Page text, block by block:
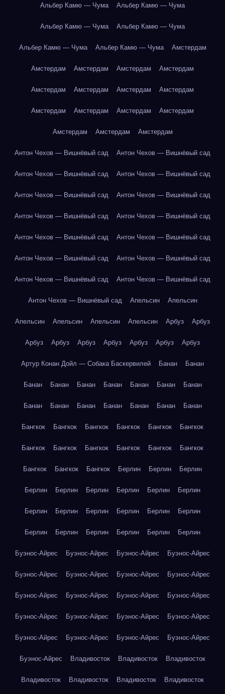
Альбер Камю — Чума Альбер Камю — Чума
Альбер Камю — Чума Альбер Камю — Чума
Альбер Камю — Чума Альбер Камю — Чума Амстердам
Амстердам Амстердам Амстердам Амстердам
Амстердам Амстердам Амстердам Амстердам
Амстердам Амстердам Амстердам Амстердам
Амстердам Амстердам Амстердам
Антон Чехов — Вишнёвый сад Антон Чехов — Вишнёвый сад
Антон Чехов — Вишнёвый сад Антон Чехов — Вишнёвый сад
Антон Чехов — Вишнёвый сад Антон Чехов — Вишнёвый сад
Антон Чехов — Вишнёвый сад Антон Чехов — Вишнёвый сад
Антон Чехов — Вишнёвый сад Антон Чехов — Вишнёвый сад
Антон Чехов — Вишнёвый сад Антон Чехов — Вишнёвый сад
Антон Чехов — Вишнёвый сад Антон Чехов — Вишнёвый сад
Антон Чехов — Вишнёвый сад Апельсин Апельсин
Апельсин Апельсин Апельсин Апельсин Арбуз Арбуз
Арбуз Арбуз Арбуз Арбуз Арбуз Арбуз Арбуз
Артур Конан Дойл — Собака Баскервилей Банан Банан
Банан Банан Банан Банан Банан Банан Банан
Банан Банан Банан Банан Банан Банан Банан
Бангкок Бангкок Бангкок Бангкок Бангкок Бангкок
Бангкок Бангкок Бангкок Бангкок Бангкок Бангкок
Бангкок Бангкок Бангкок Берлин Берлин Берлин
Берлин Берлин Берлин Берлин Берлин Берлин
Берлин Берлин Берлин Берлин Берлин Берлин
Берлин Берлин Берлин Берлин Берлин Берлин
Буэнос-Айрес Буэнос-Айрес Буэнос-Айрес Буэнос-Айрес
Буэнос-Айрес Буэнос-Айрес Буэнос-Айрес Буэнос-Айрес
Буэнос-Айрес Буэнос-Айрес Буэнос-Айрес Буэнос-Айрес
Буэнос-Айрес Буэнос-Айрес Буэнос-Айрес Буэнос-Айрес
Буэнос-Айрес Буэнос-Айрес Буэнос-Айрес Буэнос-Айрес
Буэнос-Айрес Владивосток Владивосток Владивосток
Владивосток Владивосток Владивосток Владивосток